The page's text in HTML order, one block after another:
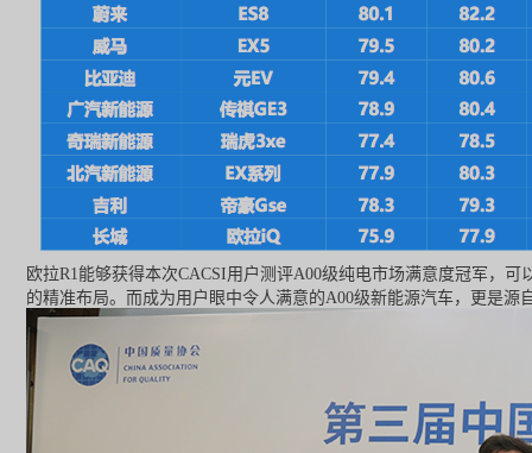
欧拉R1能够获得本次CACSI用户测评A00级纯电市场满意度冠军，
的精准布局。而成为用户眼中令人满意的A00级新能源汽车，更是